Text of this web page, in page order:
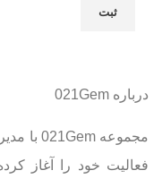
درباره 021Gem
فعالیت خود را آغاز